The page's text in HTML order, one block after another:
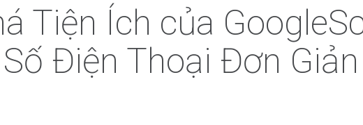
Tiện Ích của
Điện Thoại Đơn